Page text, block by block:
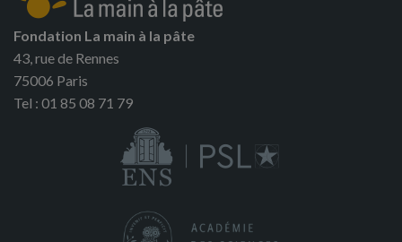
Fondation La main à la pâte
43, rue de Rennes
75006 Paris
Tel : 01 85 08 71 79